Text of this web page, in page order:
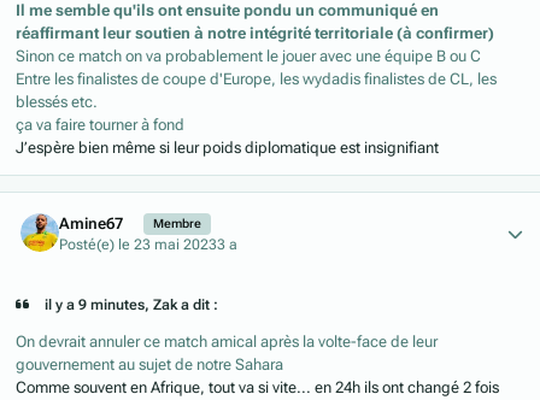
Il me semble qu'ils ont ensuite pondu un communiqué en
réaffirmant leur soutien à notre intégrité territoriale (à confirmer)
Sinon ce match on va probablement le jouer avec une équipe B ou C
Entre les finalistes de coupe d'Europe, les wydadis finalistes de CL, les
blessés etc.
ça va faire tourner à fond
J’espère bien même si leur poids diplomatique est insignifiant
Amine67 Membre
Posté(e) le 23 mai 20233 a
il y a 9 minutes, Zak a dit :
On devrait annuler ce match amical après la volte-face de leur
gouvernement au sujet de notre Sahara
Comme souvent en Afrique, tout va si vite... en 24h ils ont changé 2 fois